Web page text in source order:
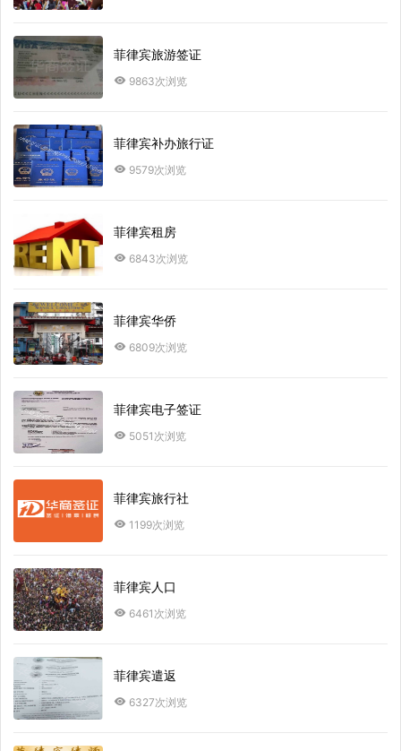
菲律宾旅游签证
9863次浏览
菲律宾补办旅行证
9579次浏览
菲律宾租房
6843次浏览
菲律宾华侨
6809次浏览
菲律宾电子签证
5051次浏览
菲律宾旅行社
1199次浏览
菲律宾人口
6461次浏览
菲律宾遣返
6327次浏览